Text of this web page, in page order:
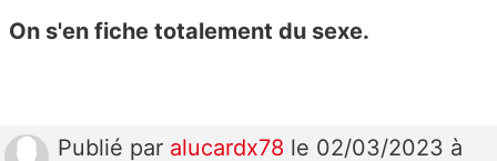
On s'en fiche totalement du sexe.
Publié par alucardx78 le 02/03/2023 à